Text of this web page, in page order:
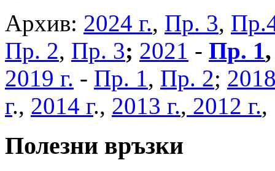
Архив: 2024 г., Пр. 3,
Пр. 2, Пр. 3; 2021 - Пр. 1
2019 г. - Пр. 1, Пр. 2;
г., 2014 г., 2013 г., 2012 г.
Полезни връзки